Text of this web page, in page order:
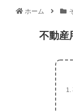
ホーム
不動産